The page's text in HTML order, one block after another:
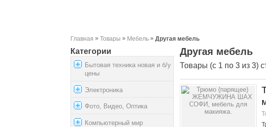
Главная » Товары » Мебель » Другая мебель
Категории
Бытовая техника новая и б/у
цены
Электроника
Фото, Видео, Оптика
Компьютерный мир
Другая мебель
Товары (с 1 по 3 из 3)